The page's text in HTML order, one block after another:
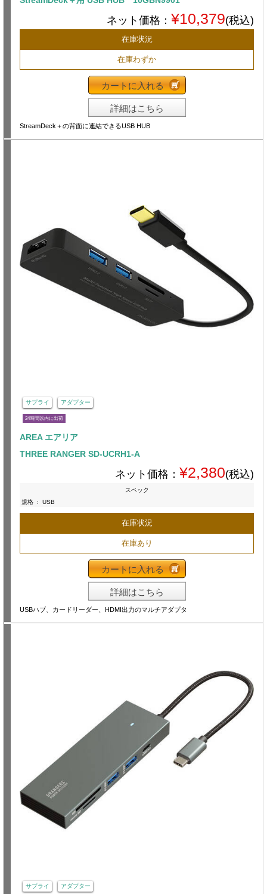
ネット価格： ¥10,379(税込)
在庫状況
在庫わずか
カートに入れる
詳細はこちら
StreamDeck＋の背面に連結できるUSB HUB
サプライ アダプター
24時間以内に出荷
AREA エアリア
THREE RANGER SD-UCRH1-A
ネット価格： ¥2,380(税込)
スペック
規格 : USB
在庫状況
在庫あり
カートに入れる
詳細はこちら
USBハブ、カードリーダー、HDMI出力のマルチアダプタ
サプライ アダプター